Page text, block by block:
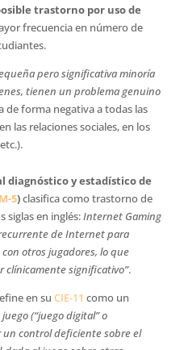
trastorno por uso de
frecuencia en número de
pero significativa minoría
tienen un problema genuino
de forma negativa a todas las
las relaciones sociales, en los
diagnóstico y estadístico de
5)clasifica como trastorno de
siglas en inglés:Internet Gaming
de Internet para
otros jugadores, lo que
clínicamente significativo”.
en su CIE-11 como un
(“juego digital” o
un control deficiente sobre el